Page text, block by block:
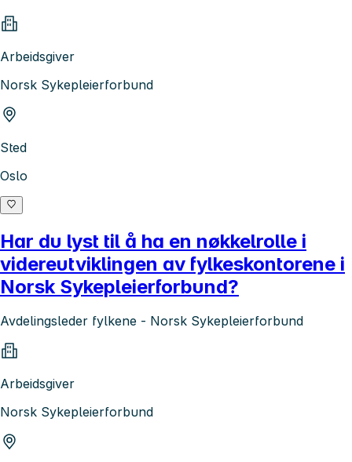
Arbeidsgiver
Norsk Sykepleierforbund
Sted
Oslo
Har du lyst til å ha en nøkkelrolle i
videreutviklingen av fylkeskontorene i
Norsk Sykepleierforbund?
Avdelingsleder fylkene - Norsk Sykepleierforbund
Arbeidsgiver
Norsk Sykepleierforbund